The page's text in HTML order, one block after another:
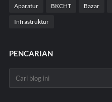
Aparatur BKCHT Bazar
Infrastruktur
PENCARIAN